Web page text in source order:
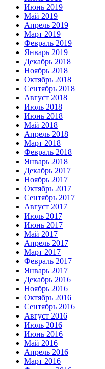
Июнь 2019
Май 2019
Апрель 2019
Март 2019
Февраль 2019
Январь 2019
Декабрь 2018
Ноябрь 2018
Октябрь 2018
Сентябрь 2018
Август 2018
Июль 2018
Июнь 2018
Май 2018
Апрель 2018
Март 2018
Февраль 2018
Январь 2018
Декабрь 2017
Ноябрь 2017
Октябрь 2017
Сентябрь 2017
Август 2017
Июль 2017
Июнь 2017
Май 2017
Апрель 2017
Март 2017
Февраль 2017
Январь 2017
Декабрь 2016
Ноябрь 2016
Октябрь 2016
Сентябрь 2016
Август 2016
Июль 2016
Июнь 2016
Май 2016
Апрель 2016
Март 2016